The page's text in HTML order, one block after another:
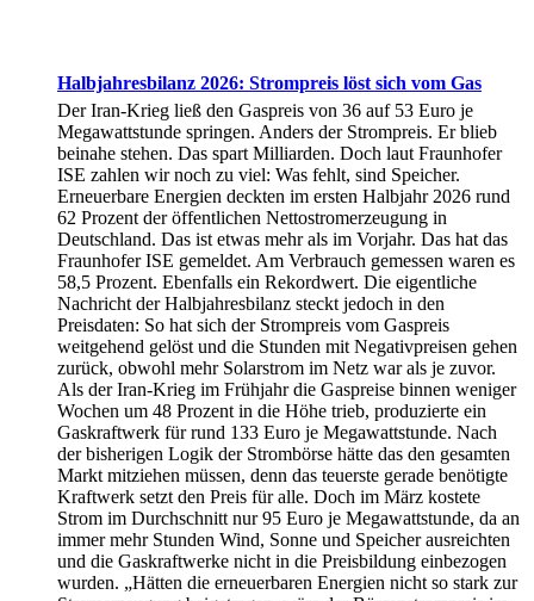
Halbjahresbilanz 2026: Strompreis löst sich vom Gas
Der Iran-Krieg ließ den Gaspreis von 36 auf 53 Euro je
Megawattstunde springen. Anders der Strompreis. Er blieb
beinahe stehen. Das spart Milliarden. Doch laut Fraunhofer
ISE zahlen wir noch zu viel: Was fehlt, sind Speicher.
Erneuerbare Energien deckten im ersten Halbjahr 2026 rund
62 Prozent der öffentlichen Nettostromerzeugung in
Deutschland. Das ist etwas mehr als im Vorjahr. Das hat das
Fraunhofer ISE gemeldet. Am Verbrauch gemessen waren es
58,5 Prozent. Ebenfalls ein Rekordwert. Die eigentliche
Nachricht der Halbjahresbilanz steckt jedoch in den
Preisdaten: So hat sich der Strompreis vom Gaspreis
weitgehend gelöst und die Stunden mit Negativpreisen gehen
zurück, obwohl mehr Solarstrom im Netz war als je zuvor.
Als der Iran-Krieg im Frühjahr die Gaspreise binnen weniger
Wochen um 48 Prozent in die Höhe trieb, produzierte ein
Gaskraftwerk für rund 133 Euro je Megawattstunde. Nach
der bisherigen Logik der Strombörse hätte das den gesamten
Markt mitziehen müssen, denn das teuerste gerade benötigte
Kraftwerk setzt den Preis für alle. Doch im März kostete
Strom im Durchschnitt nur 95 Euro je Megawattstunde, da an
immer mehr Stunden Wind, Sonne und Speicher ausreichten
und die Gaskraftwerke nicht in die Preisbildung einbezogen
wurden. „Hätten die erneuerbaren Energien nicht so stark zur